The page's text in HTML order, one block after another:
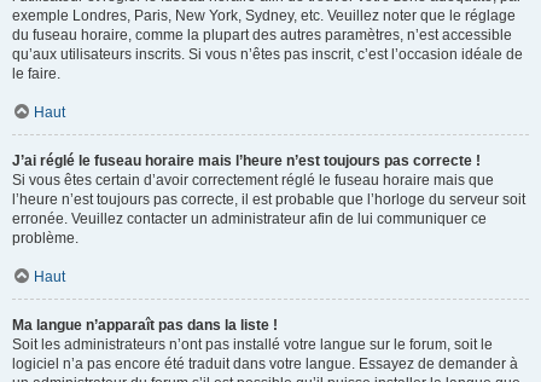
exemple Londres, Paris, New York, Sydney, etc. Veuillez noter que le réglage
du fuseau horaire, comme la plupart des autres paramètres, n’est accessible
qu’aux utilisateurs inscrits. Si vous n’êtes pas inscrit, c’est l’occasion idéale de
le faire.
Haut
J’ai réglé le fuseau horaire mais l’heure n’est toujours pas correcte !
Si vous êtes certain d’avoir correctement réglé le fuseau horaire mais que
l’heure n’est toujours pas correcte, il est probable que l’horloge du serveur soit
erronée. Veuillez contacter un administrateur afin de lui communiquer ce
problème.
Haut
Ma langue n’apparaît pas dans la liste !
Soit les administrateurs n’ont pas installé votre langue sur le forum, soit le
logiciel n’a pas encore été traduit dans votre langue. Essayez de demander à